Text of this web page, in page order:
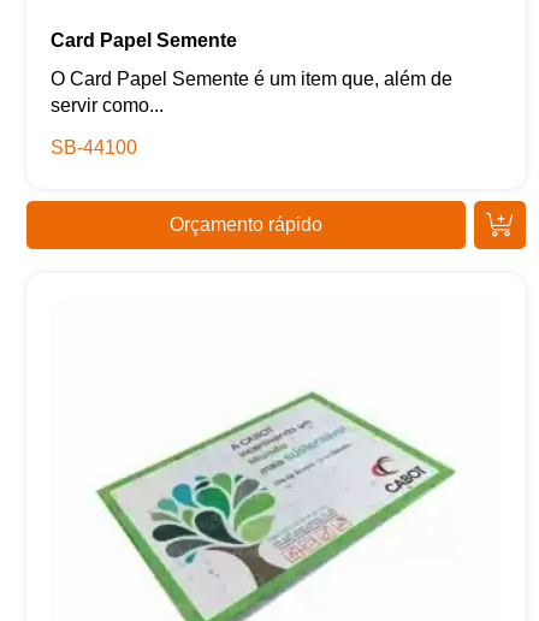
Card Papel Semente
O Card Papel Semente é um item que, além de
servir como...
SB-44100
Orçamento rápido